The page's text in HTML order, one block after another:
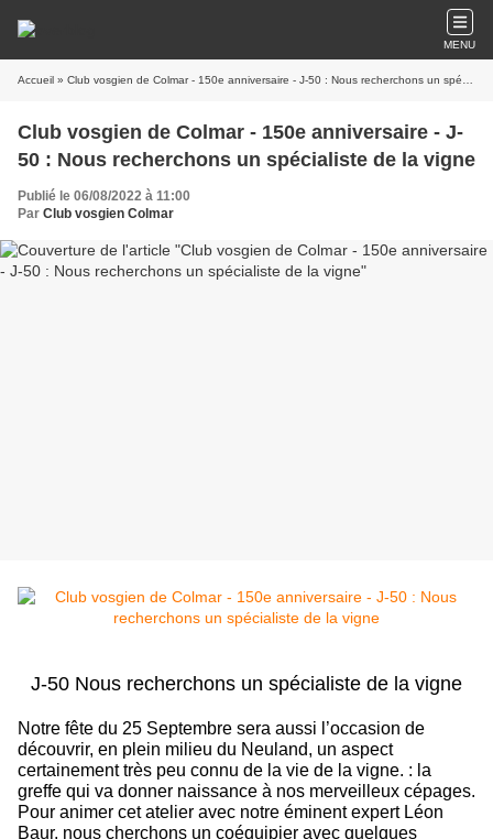
MENU
Accueil » Club vosgien de Colmar - 150e anniversaire - J-50 : Nous recherchons un spécialiste de la vigne
Club vosgien de Colmar - 150e anniversaire - J-
50 : Nous recherchons un spécialiste de la vigne
Publié le 06/08/2022 à 11:00
Par Club vosgien Colmar
J-50 Nous recherchons un spécialiste de la vigne
Notre fête du 25 Septembre sera aussi l’occasion de
découvrir, en plein milieu du Neuland, un aspect
certainement très peu connu de la vie de la vigne. : la
greffe qui va donner naissance à nos merveilleux cépages.
Pour animer cet atelier avec notre éminent expert Léon
Baur, nous cherchons un coéquipier avec quelques